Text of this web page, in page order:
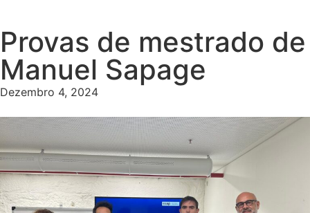
Provas de mestrado de
Manuel Sapage
Dezembro 4, 2024